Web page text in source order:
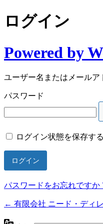
ログイン
Powered by
ユーザー名またはメールア
パスワード
ログイン状態を保存する
パスワードをお忘れですか
← 有限会社 ニード・ディ